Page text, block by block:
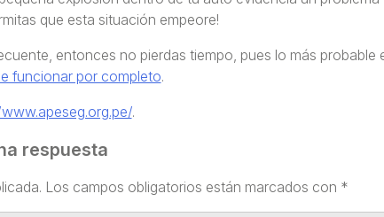
que esta situación empeore!
entonces no pierdas tiempo, pues lo más probable
funcionar por completo.
.
respuesta
Los campos obligatorios están marcados con *